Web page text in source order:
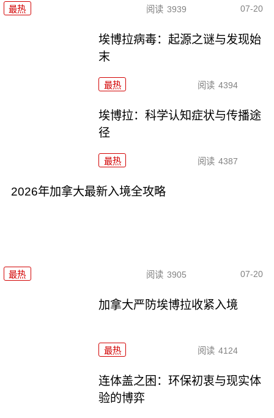
最热 阅读 3939 07-20
埃博拉病毒：起源之谜与发现始
末
最热 阅读 4394
埃博拉：科学认知症状与传播途
径
最热 阅读 4387
2026年加拿大最新入境全攻略
最热 阅读 3905 07-20
加拿大严防埃博拉收紧入境
最热 阅读 4124
连体盖之困：环保初衷与现实体
验的博弈